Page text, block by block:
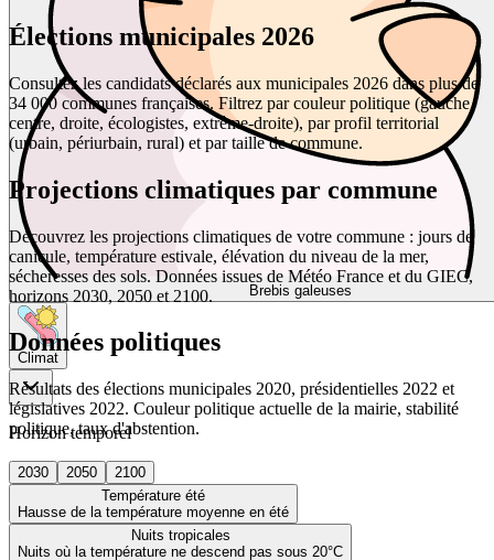
Brebis galeuses
Climat
Horizon temporel
2030 2050
2100
Température été
Hausse de la température moyenne en été
Nuits tropicales
Nuits où la température ne descend pas sous 20°C
Élections municipales 2026
Consultez les candidats déclarés aux municipales 2026 dans plus de
34 000 communes françaises. Filtrez par couleur politique (gauche,
centre, droite, écologistes, extrême-droite), par profil territorial
(urbain, périurbain, rural) et par taille de commune.
Projections climatiques par commune
Découvrez les projections climatiques de votre commune : jours de
canicule, température estivale, élévation du niveau de la mer,
sécheresses des sols. Données issues de Météo France et du GIEC,
horizons 2030, 2050 et 2100.
Données politiques
Résultats des élections municipales 2020, présidentielles 2022 et
législatives 2022. Couleur politique actuelle de la mairie, stabilité
politique, taux d'abstention.